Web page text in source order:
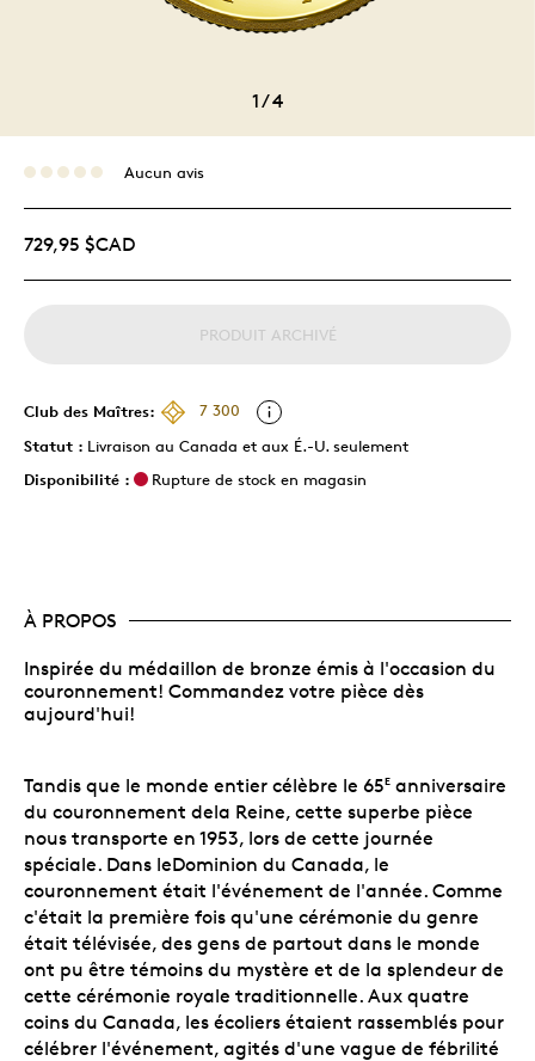
1/4
Aucun avis
729,95 $CAD
PRODUIT ARCHIVÉ
Club des Maîtres:
7 300
Statut : Livraison au Canada et aux É.-U. seulement
Disponibilité :
Rupture de stock en magasin
À PROPOS
Inspirée du médaillon de bronze émis à l'occasion du
couronnement! Commandez votre pièce dès
aujourd'hui!
Tandis que le monde entier célèbre le 65E anniversaire
du couronnement dela Reine, cette superbe pièce
nous transporte en 1953, lors de cette journée
spéciale. Dans leDominion du Canada, le
couronnement était l'événement de l'année. Comme
c'était la première fois qu'une cérémonie du genre
était télévisée, des gens de partout dans le monde
ont pu être témoins du mystère et de la splendeur de
cette cérémonie royale traditionnelle. Aux quatre
coins du Canada, les écoliers étaient rassemblés pour
célébrer l'événement, agités d'une vague de fébrilité